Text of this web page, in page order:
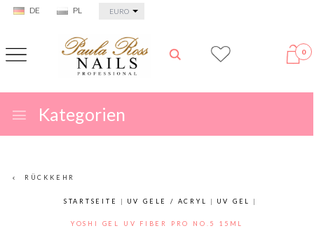
DE PL currency_h
EURO
0
Kategorien
RÜCKKEHR
STARTSEITE UV GELE / ACRYL UV GEL
YOSHI GEL UV FIBER PRO NO.5 15ML